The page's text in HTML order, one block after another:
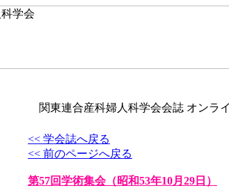
関東連合産科婦人科学会会誌 オンラ
<< 学会誌へ戻る
<< 前のページへ戻る
第57回学術集会（昭和53年10月29日）